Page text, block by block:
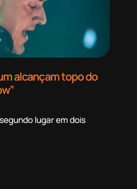
alcançam topo do
lugar em dois